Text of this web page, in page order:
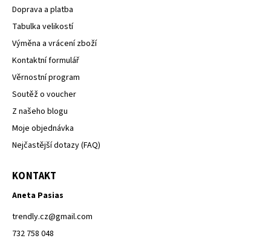
Doprava a platba
Tabulka velikostí
Výměna a vrácení zboží
Kontaktní formulář
Věrnostní program
Soutěž o voucher
Z našeho blogu
Moje objednávka
Nejčastější dotazy (FAQ)
KONTAKT
Aneta Pasias
trendly.cz@gmail.com
732 758 048